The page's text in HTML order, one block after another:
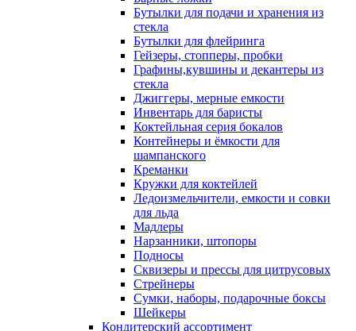
Бутылки для подачи и хранения из
стекла
Бутылки для флейринга
Гейзеры, стопперы, пробки
Графины,кувшины и декантеры из
стекла
Джиггеры, мерные емкости
Инвентарь для баристы
Коктейльная серия бокалов
Контейнеры и ёмкости для
шампанского
Креманки
Кружки для коктейлей
Ледоизмельчители, емкости и совки
для льда
Мадлеры
Нарзанники, штопоры
Подносы
Сквизеры и прессы для цитрусовых
Стрейнеры
Сумки, наборы, подарочные боксы
Шейкеры
Кондитерский ассортимент